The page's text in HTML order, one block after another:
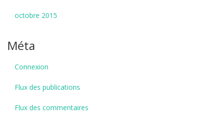
octobre 2015
Méta
Connexion
Flux des publications
Flux des commentaires